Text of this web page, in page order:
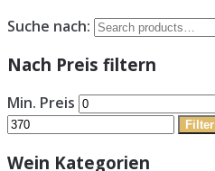
Suche nach:
Nach Preis filtern
Min. Preis
Filter
Wein Kategorien